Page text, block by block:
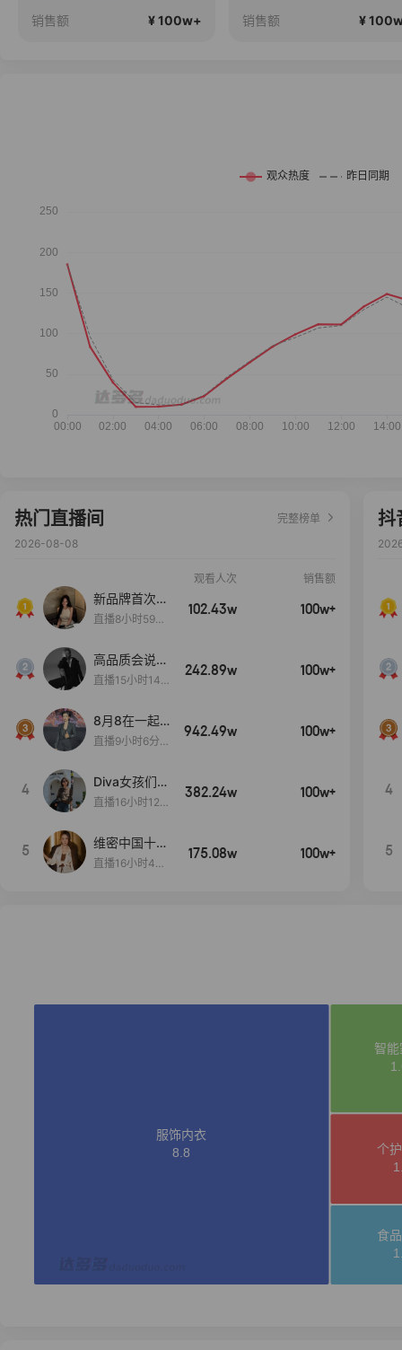
销售额 ¥ 100w+ 销售额 ¥
热门直播间
完整榜单
2026-08-08
观看人次 销售额
新品牌首次大
上新
直播8小时59分
102.43w 100w+
高品质会说
话….
直播15小时14
242.89w 100w+
8月8在一起
生日献礼盛典
直播9小时6分1
942.49w 100w+
4
Diva女孩们集
合啦~意大利
直播16小时12
382.24w 100w+
5
维密中国十周
年 与你如此
直播16小时48
175.08w 100w+
抖
4
5